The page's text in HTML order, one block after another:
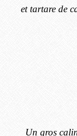
et tartare de
Un gros